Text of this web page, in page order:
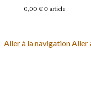
0,00 € 0 article
Aller à la navigationAller